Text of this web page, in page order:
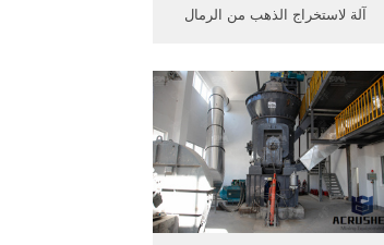
آلة لاستخراج الذهب من الرمال
الرسم البياني رمال الذهب . شلال
الصخور لغسل تصميم الذهب .
دردشة ...